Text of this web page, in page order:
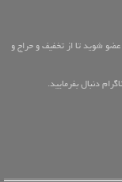
شوید تا از تخفیف و حراج و
دنبال بفرمایید.